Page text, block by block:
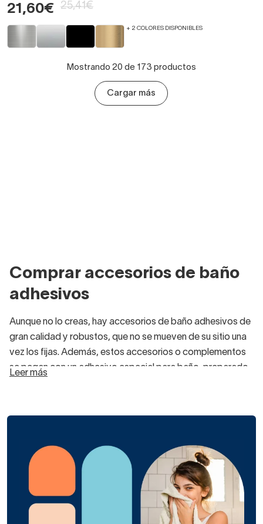
21,60€ 25,41€
+ 2 COLORES DISPONIBLES
Mostrando 20 de 173 productos
Cargar más
Comprar accesorios de baño
adhesivos
Aunque no lo creas, hay accesorios de baño adhesivos de
gran calidad y robustos, que no se mueven de su sitio una
vez los fijas. Además, estos accesorios o complementos
se pegan con un adhesivo especial para baño, preparado
y que los puedes cambiar cuando te canses de ellos y
quieras darle otro estilo a la estancia. Y es que siempre
será más económico cambiar los accesorios y
complementos que otras piezas como el mueble del
lavabo o la mampara.
Leer más